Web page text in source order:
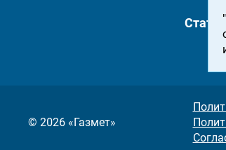
Статьи
© 2026 «Газмет»